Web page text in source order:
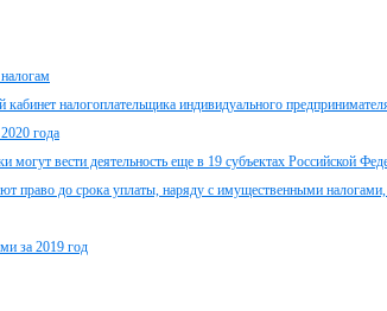
налогоплательщика индивидуального
года
могут вести деятельность еще в 19 субъектах Российской
право до срока уплаты, наряду с имущественными
за 2019 год